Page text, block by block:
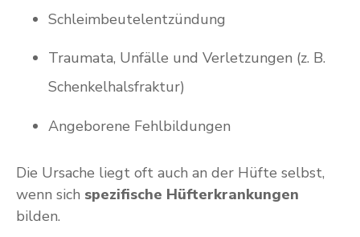
Schleimbeutelentzündung
Traumata, Unfälle und Verletzungen (z. B.
Schenkelhalsfraktur)
Angeborene Fehlbildungen
Die Ursache liegt oft auch an der Hüfte selbst,
wenn sich spezifische Hüfterkrankungen
bilden.